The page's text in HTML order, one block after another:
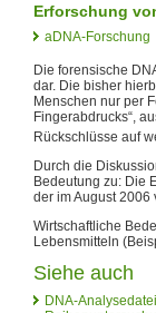
Erforschung
aDNA-Forschung
Die forensische
dar. Die bisher
Menschen nur per
Fingerabdrucks“,
Rückschlüsse auf
Durch die
Bedeutung zu: Die
der im August 2006
Wirtschaftliche
Lebensmitteln
Siehe auch
DNA-Analysedatei